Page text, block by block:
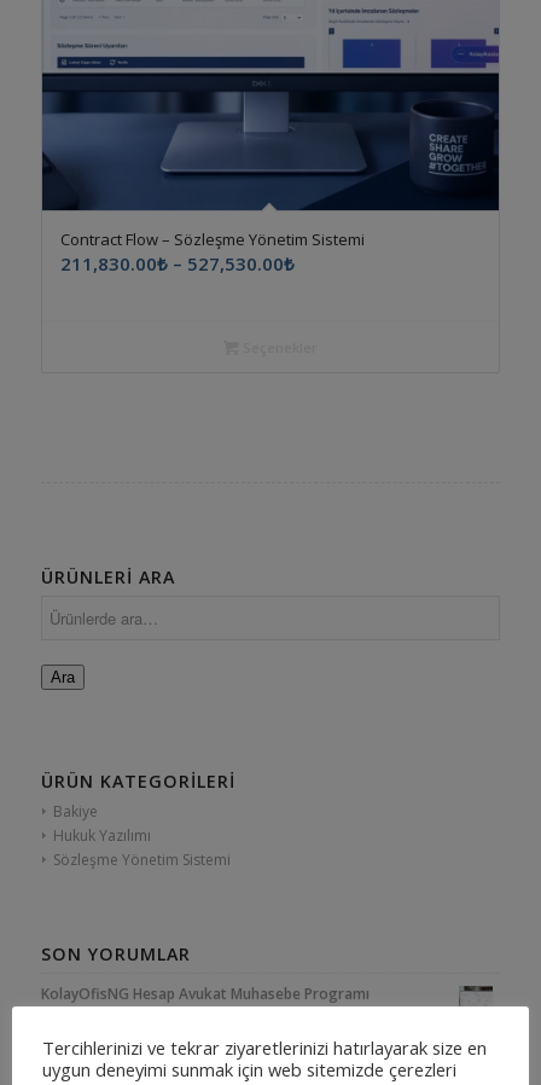
5.00
Contract Flow – Sözleşme Yönetim Sistemi
211,830.00₺ – 527,530.00₺Fiyat
ÜRÜNLERI ARA
Ara
ÜRÜN KATEGORILERI
Bakiye
Hukuk Yazılımı
Sözleşme Yönetim Sistemi
SON YORUMLAR
KolayOfisNG Hesap Avukat Muhasebe Programı
5
üzerinden
(EKS)
Tercihlerinizi ve tekrar ziyaretlerinizi hatırlayarak size en
uygun deneyimi sunmak için web sitemizde çerezleri